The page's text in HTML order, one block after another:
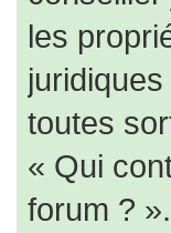
les
toutes
« Qui
forum ? ».